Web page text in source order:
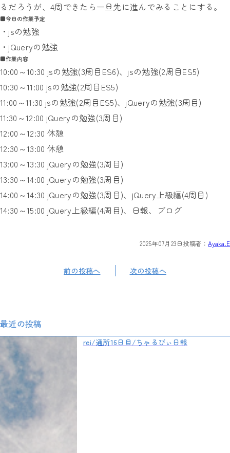
るだろうが、4周できたら一旦先に進んでみることにする。
■今日の作業予定
・jsの勉強
・jQueryの勉強
■作業内容
10:00～10:30 jsの勉強(3周目ES6)、jsの勉強(2周目ES5)
10:30～11:00 jsの勉強(2周目ES5)
11:00～11:30 jsの勉強(2周目ES5)、jQueryの勉強(3周目)
11:30～12:00 jQueryの勉強(3周目)
12:00～12:30 休憩
12:30～13:00 休憩
13:00～13:30 jQueryの勉強(3周目)
13:30～14:00 jQueryの勉強(3周目)
14:00～14:30 jQueryの勉強(3周目)、jQuery上級編(4周目)
14:30～15:00 jQuery上級編(4周目)、日報、ブログ
2025年07月23日投稿者：Ayaka.E
前の投稿へ 次の投稿へ
最近の投稿
rei/通所16日目/ちゃるびぃ日報